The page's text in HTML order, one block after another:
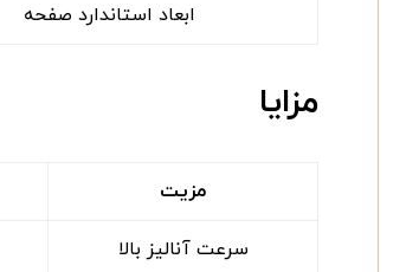
ابعاد استاندارد صفحه
مزایا
مزیت
سرعت آنالیز بالا